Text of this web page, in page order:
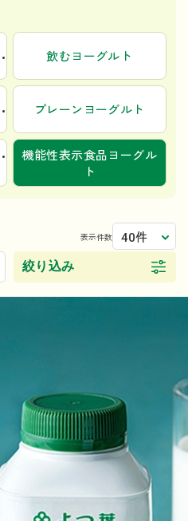
飲むヨーグルト
プレーンヨーグルト
機能性表示食品ヨーグル
ト
表示件数 40件
絞り込み